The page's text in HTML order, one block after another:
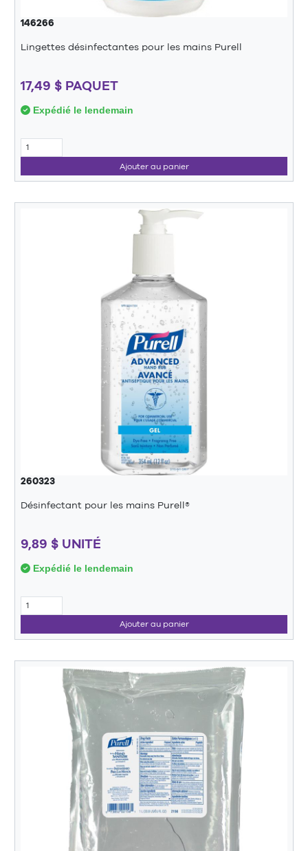
146266
Lingettes désinfectantes pour les mains Purell
17,49 $ PAQUET
Expédié le lendemain
Ajouter au panier
260323
Désinfectant pour les mains Purell®
9,89 $ UNITÉ
Expédié le lendemain
Ajouter au panier